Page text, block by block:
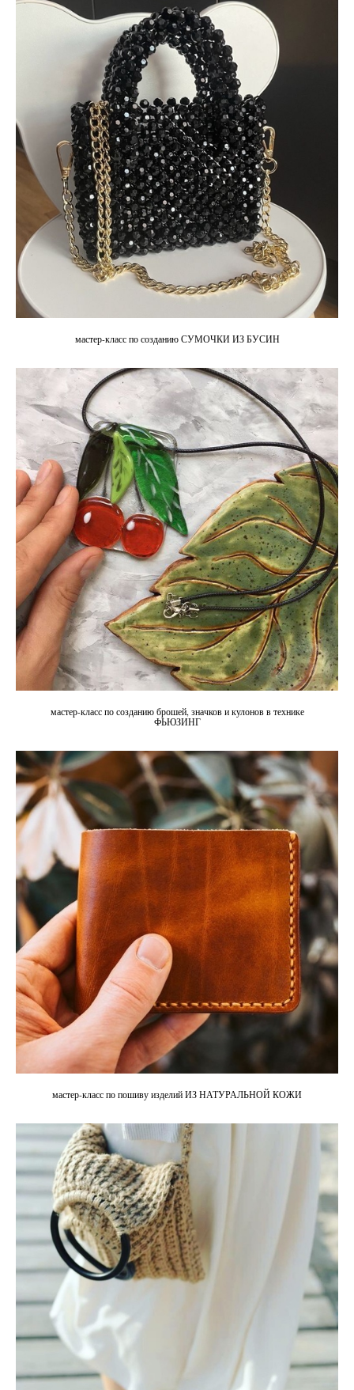
мастер-класс по созданию СУМОЧКИ ИЗ БУСИН
мастер-класс по созданию брошей, значков и кулонов в технике
ФЬЮЗИНГ
мастер-класс по пошиву изделий ИЗ НАТУРАЛЬНОЙ КОЖИ